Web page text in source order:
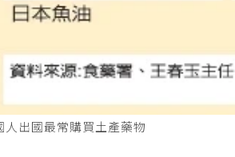
國人出國最常購買土產藥物